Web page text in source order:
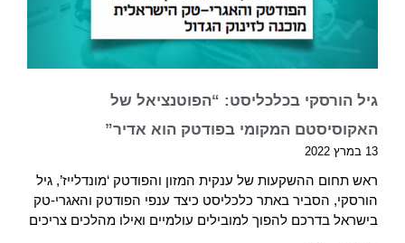
גיל הורסקי בכלכליסט: “הפוטנציאל של
האקוסיסטם המקומי בפודטק הוא אדיר”
13 במרץ 2022
ראש תחום ההשקעות של ענקית המזון והפודטק ‘מונדלייז’, גיל
הורסקי, הסביר באתר כלכליסט כיצד ענפי הפודטק והאגרי-טק
בישראל בדרכם להפוך למובילים עולמיים ואילו מהלכים צריכים